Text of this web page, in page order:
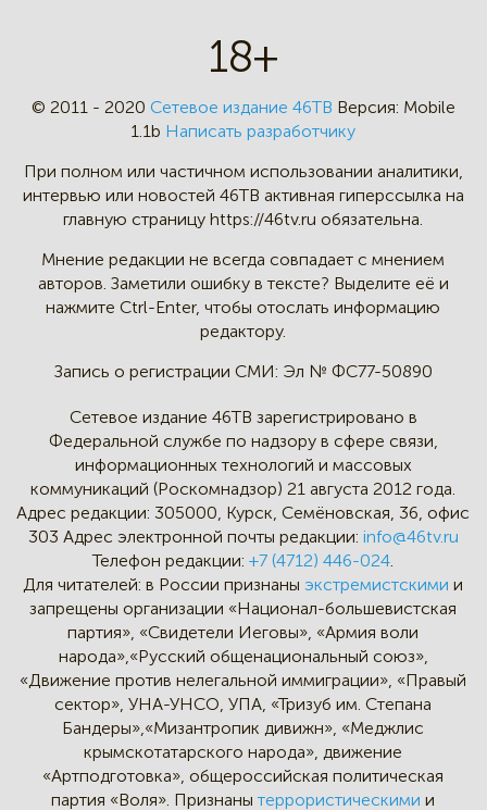
18+
© 2011 - 2020 Сетевое издание 46ТВ Версия: Mobile
1.1b Написать разработчику
При полном или частичном использовании аналитики,
интервью или новостей 46TB активная гиперссылка на
главную страницу https://46tv.ru обязательна.
Мнение редакции не всегда совпадает с мнением
авторов. Заметили ошибку в тексте? Выделите её и
нажмите Ctrl-Enter, чтобы отослать информацию
редактору.
Запись о регистрации СМИ: Эл № ФС77-50890
Сетевое издание 46ТВ зарегистрировано в
Федеральной службе по надзору в сфере связи,
информационных технологий и массовых
коммуникаций (Роскомнадзор) 21 августа 2012 года.
Адрес редакции: 305000, Курск, Семёновская, 36, офис
303 Адрес электронной почты редакции: info@46tv.ru
Телефон редакции: +7 (4712) 446-024
Для читателей: в России признаныэкстремистскими и
запрещены организации «Национал-большевистская
партия», «Свидетели Иеговы», «Армия воли
народа»,«Русский общенациональный союз»,
«Движение против нелегальной иммиграции», «Правый
сектор», УНА-УНСО, УПА, «Тризуб им. Степана
Бандеры»,«Мизантропик дивижн», «Меджлис
крымскотатарского народа», движение
«Артподготовка», общероссийская политическая
партия «Воля». Признанытеррористическими и